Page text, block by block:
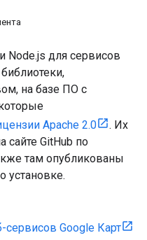
Node.js для сервисов
на базе ПО с
Apache 2.0
. Их
сайте GitHub по
там опубликованы
установке.
сервисов Google Карт